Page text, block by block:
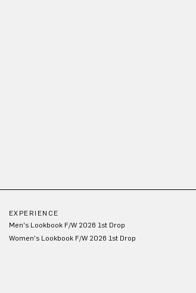
EXPERIENCE
Men's Lookbook F/W 2026 1st Drop
Women's Lookbook F/W 2026 1st Drop